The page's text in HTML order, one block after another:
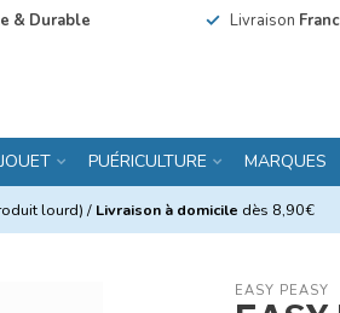
& Durable Livraison
JOUET PUÉRICULTURE MARQUES
lourd) / Livraison à domicile dès 8,90€
EASY PEASY